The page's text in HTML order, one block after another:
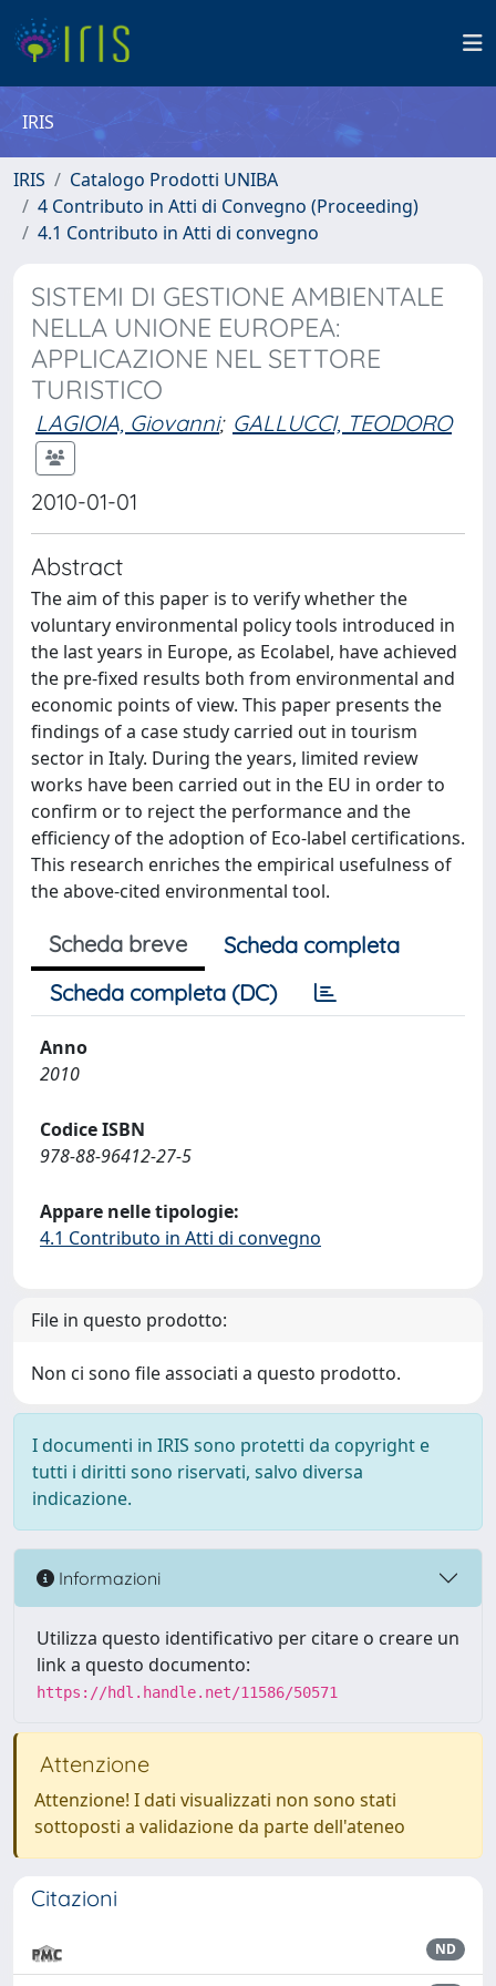
IRIS
IRIS
Catalogo Prodotti UNIBA
4 Contributo in Atti di Convegno (Proceeding)
4.1 Contributo in Atti di convegno
SISTEMI DI GESTIONE AMBIENTALE
NELLA UNIONE EUROPEA:
APPLICAZIONE NEL SETTORE
TURISTICO
LAGIOIA, Giovanni; GALLUCCI, TEODORO
2010-01-01
Abstract
The aim of this paper is to verify whether the
voluntary environmental policy tools introduced in
the last years in Europe, as Ecolabel, have achieved
the pre-fixed results both from environmental and
economic points of view. This paper presents the
findings of a case study carried out in tourism
sector in Italy. During the years, limited review
works have been carried out in the EU in order to
confirm or to reject the performance and the
efficiency of the adoption of Eco-label certifications.
This research enriches the empirical usefulness of
the above-cited environmental tool.
Scheda breve
Scheda completa
Scheda completa (DC)
Anno
2010
Codice ISBN
978-88-96412-27-5
Appare nelle tipologie:
4.1 Contributo in Atti di convegno
File in questo prodotto:
Non ci sono file associati a questo prodotto.
I documenti in IRIS sono protetti da copyright e
tutti i diritti sono riservati, salvo diversa
indicazione.
Informazioni
Utilizza questo identificativo per citare o creare un
link a questo documento:
https://hdl.handle.net/11586/50571
Attenzione
Attenzione! I dati visualizzati non sono stati
sottoposti a validazione da parte dell'ateneo
Citazioni
ND